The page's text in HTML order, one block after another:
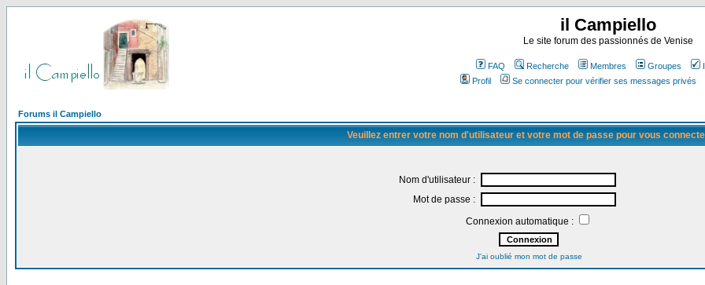
il Campiello
Le site forum des passionnés de Venise
FAQ Recherche Membres Groupes
Profil
Se connecter pour vérifier ses messages privés
Forums il Campiello
Veuillez entrer votre nom d'utilisateur et votre mot de passe pour vous
Nom d'utilisateur :
Mot de passe :
Connexion automatique :
J'ai oublié mon mot de passe